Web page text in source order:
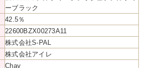
ーブラック
42.5％
22600BZX00273A11
株式会社S-PAL
株式会社アイレ
Chay